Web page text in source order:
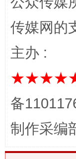
这是
传媒网的
主办 :
备
制作采编